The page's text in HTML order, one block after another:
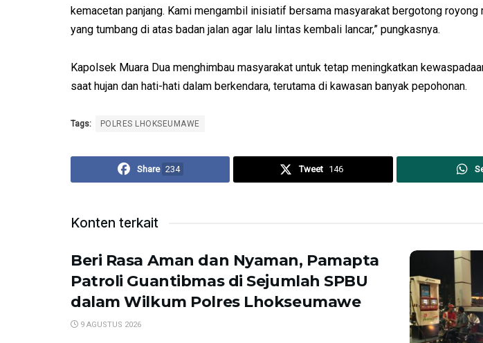
kemacetan panjang. Kami mengambil inisiatif bersama masyarakat bergotong royong
yang tumbang di atas badan jalan agar lalu lintas kembali lancar,” pungkasnya.
Kapolsek Muara Dua menghimbau masyarakat untuk tetap meningkatkan
saat hujan dan hati-hati dalam berkendara, terutama di kawasan banyak pepohonan.
Tags: POLRES LHOKSEUMAWE
Share 234 Tweet 146
Konten terkait
Beri Rasa Aman dan Nyaman, Pamapta
Patroli Guantibmas di Sejumlah SPBU
dalam Wilkum Polres Lhokseumawe
9 AGUSTUS 2026